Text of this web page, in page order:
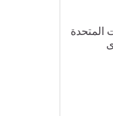
المتحدة